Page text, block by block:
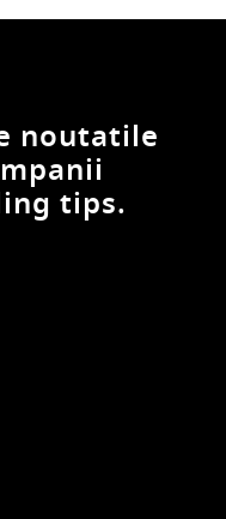
noutatile
tips.